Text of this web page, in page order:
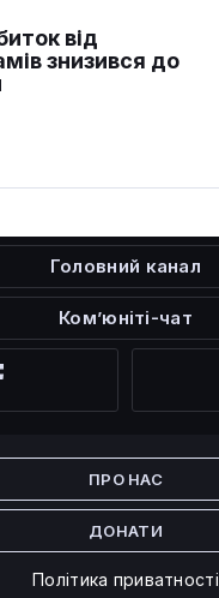
від
знизився до
Головний канал
Ком’юніті-чат
ПРО НАС
ДОНАТИ
Політика приватності